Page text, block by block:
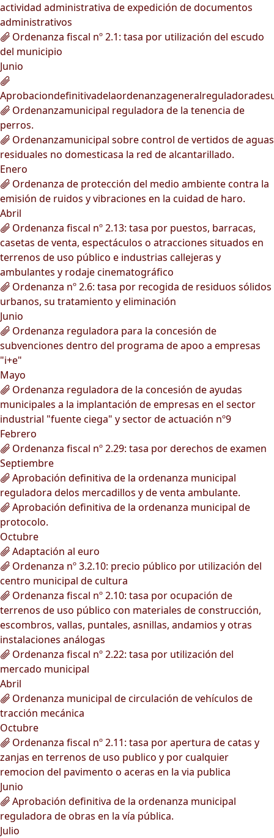
actividad administrativa de expedición de documentos
administrativos
Ordenanza fiscal nº 2.1: tasa por utilización del escudo
del municipio
Junio
Ordenanzamunicipal reguladora de la tenencia de
perros.
Ordenanzamunicipal sobre control de vertidos de aguas
residuales no domesticasa la red de alcantarillado.
Enero
Ordenanza de protección del medio ambiente contra la
emisión de ruidos y vibraciones en la cuidad de haro.
Abril
Ordenanza fiscal nº 2.13: tasa por puestos, barracas,
casetas de venta, espectáculos o atracciones situados en
terrenos de uso público e industrias callejeras y
ambulantes y rodaje cinematográfico
Ordenanza nº 2.6: tasa por recogida de residuos sólidos
urbanos, su tratamiento y eliminación
Junio
Ordenanza reguladora para la concesión de
subvenciones dentro del programa de apoo a empresas
"i+e"
Mayo
Ordenanza reguladora de la concesión de ayudas
municipales a la implantación de empresas en el sector
industrial "fuente ciega" y sector de actuación nº9
Febrero
Ordenanza fiscal nº 2.29: tasa por derechos de examen
Septiembre
Aprobación definitiva de la ordenanza municipal
reguladora delos mercadillos y de venta ambulante.
Aprobación definitiva de la ordenanza municipal de
protocolo.
Octubre
Adaptación al euro
Ordenanza nº 3.2.10: precio público por utilización del
centro municipal de cultura
Ordenanza fiscal nº 2.10: tasa por ocupación de
terrenos de uso público con materiales de construcción,
escombros, vallas, puntales, asnillas, andamios y otras
instalaciones análogas
Ordenanza fiscal nº 2.22: tasa por utilización del
mercado municipal
Abril
Ordenanza municipal de circulación de vehículos de
tracción mecánica
Octubre
Ordenanza fiscal nº 2.11: tasa por apertura de catas y
zanjas en terrenos de uso publico y por cualquier
remocion del pavimento o aceras en la via publica
Junio
Aprobación definitiva de la ordenanza municipal
reguladora de obras en la vía pública.
Julio